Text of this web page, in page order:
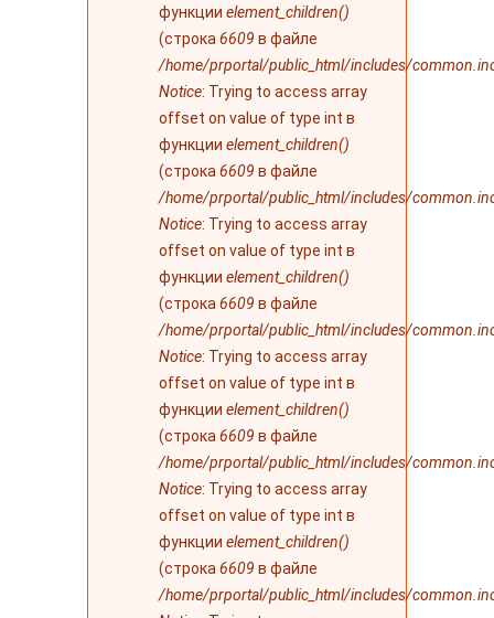
функции element_children()
(строка 6609 в файле
/home/prportal/public_html/includes/
Notice: Trying to access array
offset on value of type int в
функции element_children()
(строка 6609 в файле
/home/prportal/public_html/includes/
Notice: Trying to access array
offset on value of type int в
функции element_children()
(строка 6609 в файле
/home/prportal/public_html/includes/
Notice: Trying to access array
offset on value of type int в
функции element_children()
(строка 6609 в файле
/home/prportal/public_html/includes/
Notice: Trying to access array
offset on value of type int в
функции element_children()
(строка 6609 в файле
/home/prportal/public_html/includes/